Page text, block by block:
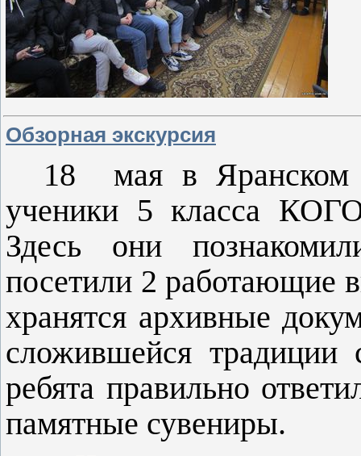
Обзорная экскурсия
18 мая в Яранском
ученики 5 класса
Здесь они
посетили 2 работающие
хранятся архивные
сложившейся традиции
ребята правильно
памятные сувениры.